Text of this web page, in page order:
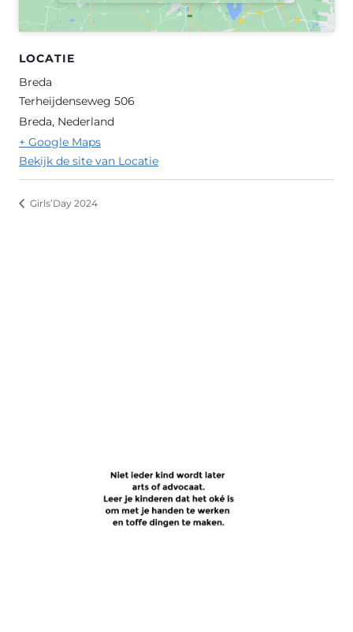
LOCATIE
Breda
Terheijdenseweg 506
Breda, Nederland
+ Google Maps
Bekijk de site van Locatie
Girls’Day 2024